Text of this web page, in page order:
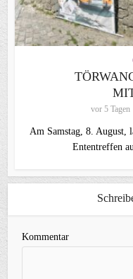
vor 5 Tagen
Am Samstag, 8. August,
Ententreffen
Kommentar